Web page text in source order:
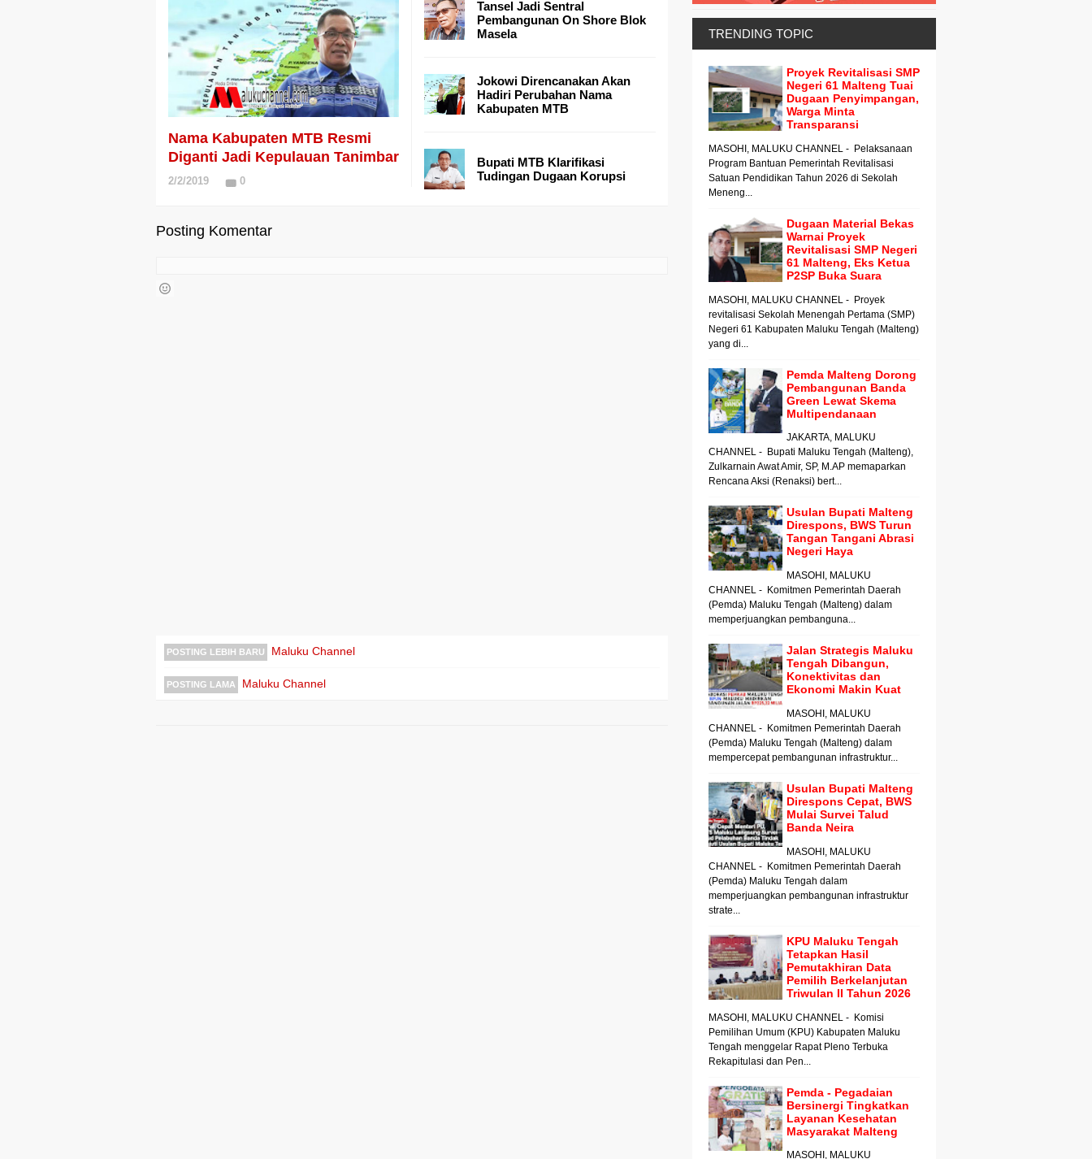
Nama Kabupaten MTB Resmi
Diganti Jadi Kepulauan Tanimbar
2/2/2019 0
Tansel Jadi Sentral
Pembangunan On Shore Blok
Masela
Jokowi Direncanakan Akan
Hadiri Perubahan Nama
Kabupaten MTB
Bupati MTB Klarifikasi
Tudingan Dugaan Korupsi
Posting Komentar
POSTING LEBIH BARU Maluku Channel
POSTING LAMA Maluku Channel
TRENDING TOPIC
Proyek Revitalisasi SMP
Negeri 61 Malteng Tuai
Dugaan Penyimpangan,
Warga Minta
Transparansi
MASOHI, MALUKU CHANNEL - Pelaksanaan
Program Bantuan Pemerintah Revitalisasi
Satuan Pendidikan Tahun 2026 di Sekolah
Meneng...
Dugaan Material Bekas
Warnai Proyek
Revitalisasi SMP Negeri
61 Malteng, Eks Ketua
P2SP Buka Suara
MASOHI, MALUKU CHANNEL - Proyek
revitalisasi Sekolah Menengah Pertama (SMP)
Negeri 61 Kabupaten Maluku Tengah (Malteng)
yang di...
Pemda Malteng Dorong
Pembangunan Banda
Green Lewat Skema
Multipendanaan
JAKARTA, MALUKU
CHANNEL - Bupati Maluku Tengah (Malteng),
Zulkarnain Awat Amir, SP, M.AP memaparkan
Rencana Aksi (Renaksi) bert...
Usulan Bupati Malteng
Direspons, BWS Turun
Tangan Tangani Abrasi
Negeri Haya
MASOHI, MALUKU
CHANNEL - Komitmen Pemerintah Daerah
(Pemda) Maluku Tengah (Malteng) dalam
memperjuangkan pembanguna...
Jalan Strategis Maluku
Tengah Dibangun,
Konektivitas dan
Ekonomi Makin Kuat
MASOHI, MALUKU
CHANNEL - Komitmen Pemerintah Daerah
(Pemda) Maluku Tengah (Malteng) dalam
mempercepat pembangunan infrastruktur...
Usulan Bupati Malteng
Direspons Cepat, BWS
Mulai Survei Talud
Banda Neira
MASOHI, MALUKU
CHANNEL - Komitmen Pemerintah Daerah
(Pemda) Maluku Tengah dalam
memperjuangkan pembangunan infrastruktur
strate...
KPU Maluku Tengah
Tetapkan Hasil
Pemutakhiran Data
Pemilih Berkelanjutan
Triwulan II Tahun 2026
MASOHI, MALUKU CHANNEL - Komisi
Pemilihan Umum (KPU) Kabupaten Maluku
Tengah menggelar Rapat Pleno Terbuka
Rekapitulasi dan Pen...
Pemda - Pegadaian
Bersinergi Tingkatkan
Layanan Kesehatan
Masyarakat Malteng
MASOHI, MALUKU